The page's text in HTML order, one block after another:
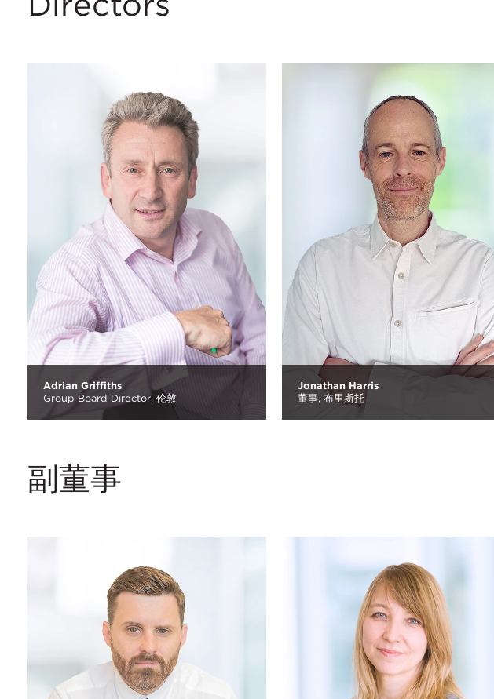
Adrian Griffiths
Group Board Director, 伦敦
Jonathan Harris
董事, 布里斯托
副董事